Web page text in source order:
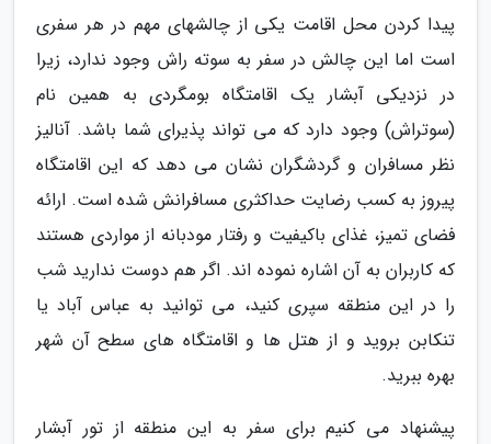
پیدا کردن محل اقامت یکی از چالشهای مهم در هر سفری
است اما این چالش در سفر به سوته راش وجود ندارد، زیرا
در نزدیکی آبشار یک اقامتگاه بومگردی به همین نام
(سوتراش) وجود دارد که می تواند پذیرای شما باشد. آنالیز
نظر مسافران و گردشگران نشان می دهد که این اقامتگاه
پیروز به کسب رضایت حداکثری مسافرانش شده است. ارائه
فضای تمیز، غذای باکیفیت و رفتار مودبانه از مواردی هستند
که کاربران به آن اشاره نموده اند. اگر هم دوست ندارید شب
را در این منطقه سپری کنید، می توانید به عباس آباد یا
تنکابن بروید و از هتل ها و اقامتگاه های سطح آن شهر
بهره ببرید.
پیشنهاد می کنیم برای سفر به این منطقه از تور آبشار